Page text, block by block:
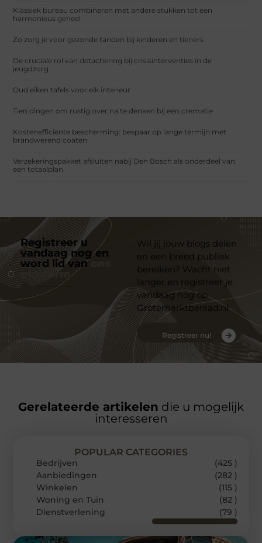
Klassiek bureau combineren met andere stukken tot een
harmonieus geheel
Zo zorg je voor gezonde tanden bij kinderen en tieners
De cruciale rol van detachering bij crisisinterventies in de
jeugdzorg
Oud eiken tafels voor elk interieur
Tien dingen om rustig over na te denken bij een crematie
Kostenefficiënte bescherming: bespaar op lange termijn met
brandwerend coaten
Verzekeringspakket afsluiten nabij Den Bosch als onderdeel van
een totaalplan
Registreer u
vandaag nog en
word lid van
platform
Wil jij jouw blogs delen
en een breed publiek
bereiken? Wacht niet
langer en registreer je
vandaag nog op
Grotemarktberaad.nl
Registreer nu!
Gerelateerde artikelen die u mogelijk
interesseren
POPULAR CATEGORIES
Bedrijven
(425 )
Aanbiedingen
(282 )
Winkelen
(115 )
Woning en Tuin
(82 )
Dienstverlening
(79 )